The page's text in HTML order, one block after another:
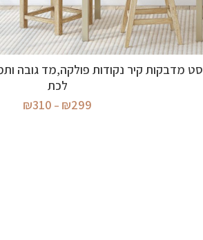
בחר אפשרויות
סט מדבקות קיר נקודות פולקה,מד גובה
לכת
₪299
–
₪310
טווח